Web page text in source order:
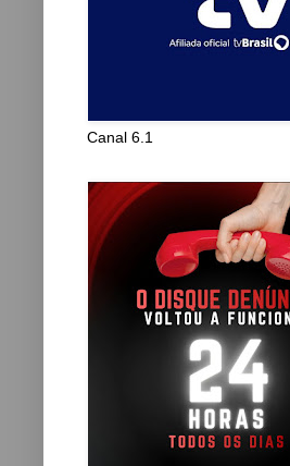
Canal 6.1